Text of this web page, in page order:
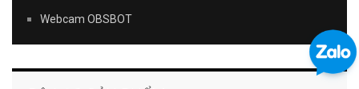
Webcam OBSBOT